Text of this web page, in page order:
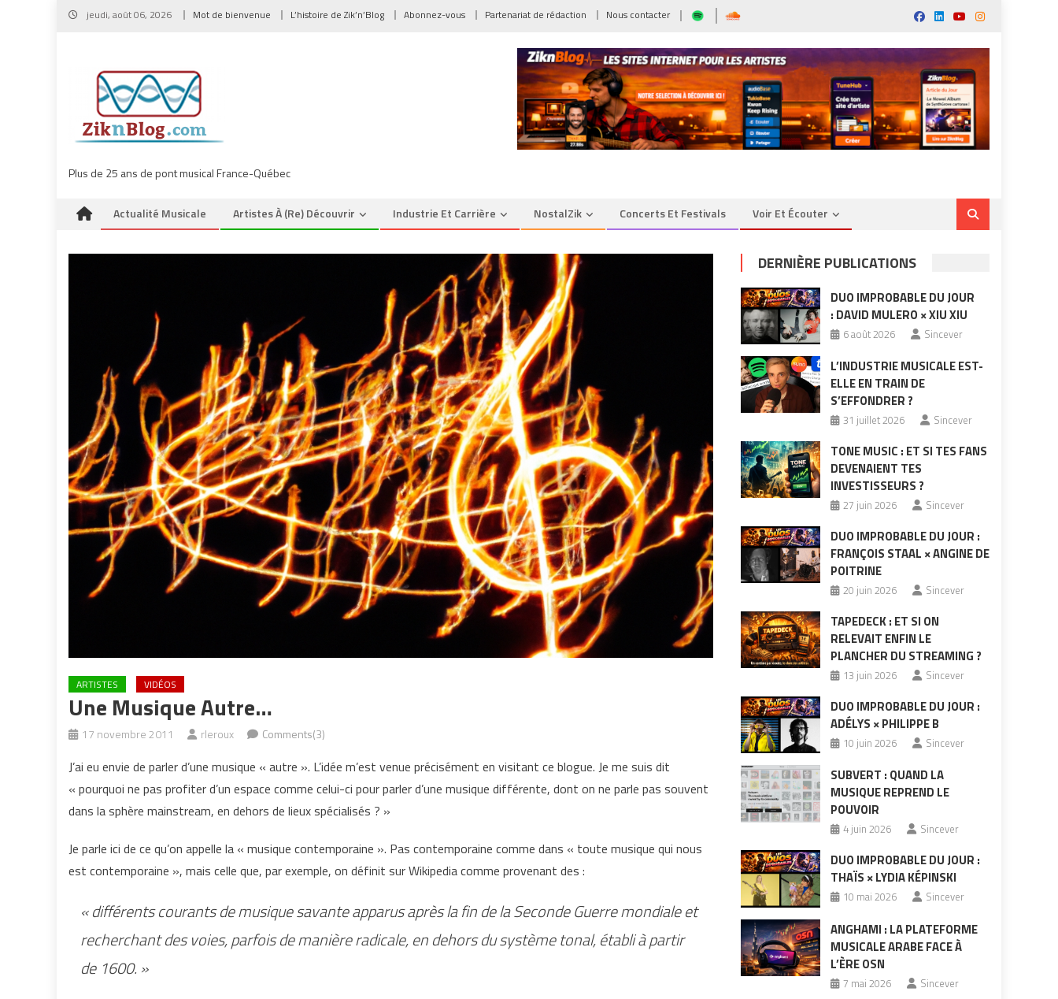
Skip
jeudi, août 06, 2026 Mot de bienvenue L’histoire de Zik’n’Blog Abonnez-vous Partenariat de rédaction Nous contacter
Plus de 25 ans de pont musical France-Québec
Actualité Musicale Artistes À (re) Découvrir Industrie Et Carrière NostalZik Concerts Et Festivals Voir Et Écouter
ARTISTES VIDÉOS
Une Musique Autre…
17 novembre 2011 rleroux Comments(3)
J’ai eu envie de parler d’une musique « autre ». L’idée m’est venue précisément en visitant ce blogue. Je me suis dit
« pourquoi ne pas profiter d’un espace comme celui-ci pour parler d’une musique différente, dont on ne parle pas souvent
dans la sphère mainstream, en dehors de lieux spécialisés ? »
Je parle ici de ce qu’on appelle la « musique contemporaine ». Pas contemporaine comme dans « toute musique qui nous
est contemporaine », mais celle que, par exemple, on définit sur Wikipedia comme provenant des :
« différents courants de musique savante apparus après la fin de la Seconde Guerre mondiale et
recherchant des voies, parfois de manière radicale, en dehors du système tonal, établi à partir
de 1600. »
DERNIÈRE PUBLICATIONS
DUO IMPROBABLE DU JOUR
: DAVID MULERO × XIU XIU
6 août 2026 Sincever
L’INDUSTRIE MUSICALE EST-
ELLE EN TRAIN DE
S’EFFONDRER ?
31 juillet 2026 Sincever
TONE MUSIC : ET SI TES FANS
DEVENAIENT TES
INVESTISSEURS ?
27 juin 2026 Sincever
DUO IMPROBABLE DU JOUR :
FRANÇOIS STAAL × ANGINE DE
POITRINE
20 juin 2026 Sincever
TAPEDECK : ET SI ON
RELEVAIT ENFIN LE
PLANCHER DU STREAMING ?
13 juin 2026 Sincever
DUO IMPROBABLE DU JOUR :
ADÉLYS × PHILIPPE B
10 juin 2026 Sincever
SUBVERT : QUAND LA
MUSIQUE REPREND LE
POUVOIR
4 juin 2026 Sincever
DUO IMPROBABLE DU JOUR :
THAÏS × LYDIA KÉPINSKI
10 mai 2026 Sincever
ANGHAMI : LA PLATEFORME
MUSICALE ARABE FACE À
L’ÈRE OSN
7 mai 2026 Sincever